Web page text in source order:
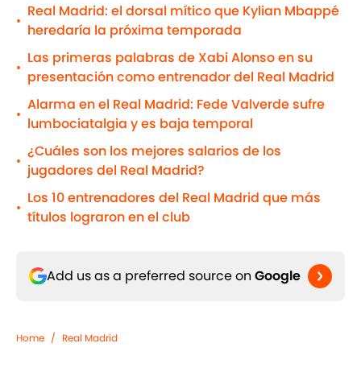
•
Real Madrid: el dorsal mítico que Kylian Mbappé
heredaría la próxima temporada
•
Las primeras palabras de Xabi Alonso en su
presentación como entrenador del Real Madrid
•
Alarma en el Real Madrid: Fede Valverde sufre
lumbociatalgia y es baja temporal
•
¿Cuáles son los mejores salarios de los
jugadores del Real Madrid?
•
Los 10 entrenadores del Real Madrid que más
títulos lograron en el club
Add us as a preferred source on Google
Home / Real Madrid